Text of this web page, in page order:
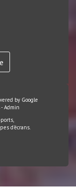
by Google
-Admin
d'écrans.